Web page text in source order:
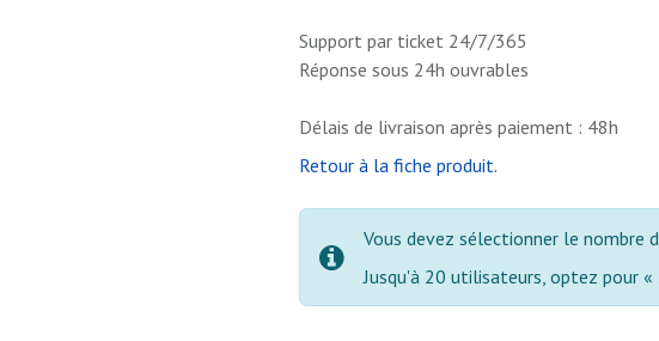
Support par ticket 24/7/365
Réponse sous 24h ouvrables
Délais de livraison après paiement : 48h
Retour à la fiche produit.
Vous devez sélectionner le nombre
Jusqu'à 20 utilisateurs, optez pour «